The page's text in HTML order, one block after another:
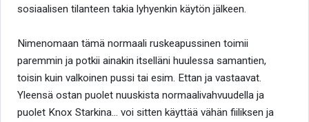
sosiaalisen tilanteen takia lyhyenkin käytön jälkeen.
Nimenomaan tämä normaali ruskeapussinen toimii
paremmin ja potkii ainakin itselläni huulessa samantien,
toisin kuin valkoinen pussi tai esim. Ettan ja vastaavat.
Yleensä ostan puolet nuuskista normaalivahvuudella ja
puolet Knox Starkina... voi sitten käyttää vähän fiiliksen ja